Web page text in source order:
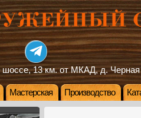
шоссе, 13 км. от МКАД, д. Черная
Мастерская Производство